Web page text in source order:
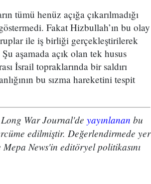
tümü henüz açığa çıkarılmadığı
Fakat Hizbullah’ın bu olay
ile iş birliği gerçekleştirilerek
aşamada açık olan tek husus
İsrail topraklarında bir saldırı
bu sızma hareketini tespit
War Journal'de yayınlanan bu
edilmiştir. Değerlendirmede yer
News'in editöryel politikasını